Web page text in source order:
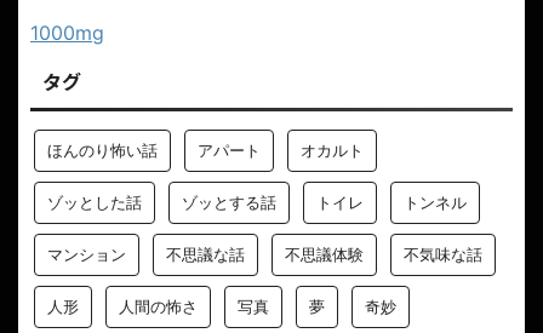
1000mg
タグ
ほんのり怖い話 アパート オカルト
ゾッとした話 ゾッとする話 トイレ トンネル
マンション 不思議な話 不思議体験 不気味な話
人形 人間の怖さ 写真 夢 奇妙